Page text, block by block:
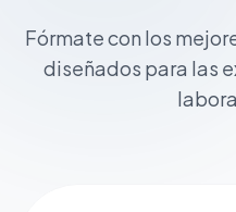
Fórmate con los
diseñados para las